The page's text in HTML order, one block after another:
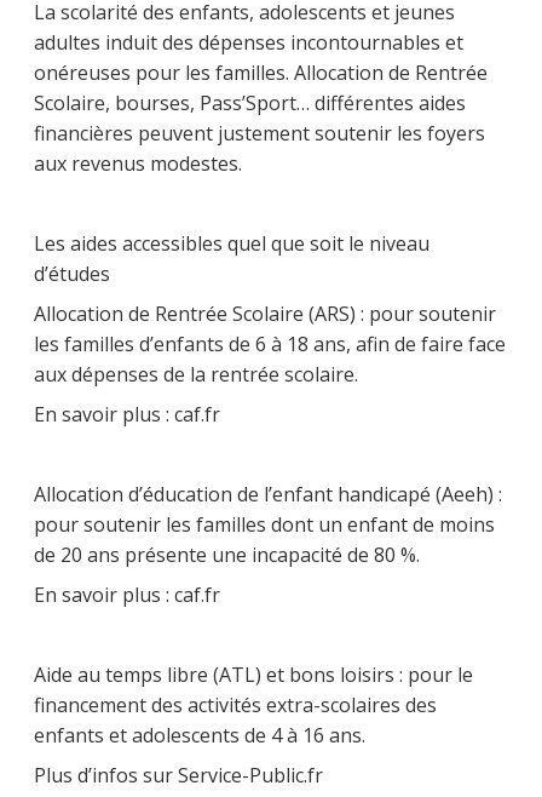
La scolarité des enfants, adolescents et jeunes
adultes induit des dépenses incontournables et
onéreuses pour les familles. Allocation de Rentrée
Scolaire, bourses, Pass’Sport… différentes aides
financières peuvent justement soutenir les foyers
aux revenus modestes.
Les aides accessibles quel que soit le niveau
d’études
Allocation de Rentrée Scolaire (ARS) : pour soutenir
les familles d’enfants de 6 à 18 ans, afin de faire face
aux dépenses de la rentrée scolaire.
En savoir plus : caf.fr
Allocation d’éducation de l’enfant handicapé (Aeeh) :
pour soutenir les familles dont un enfant de moins
de 20 ans présente une incapacité de 80 %.
En savoir plus : caf.fr
Aide au temps libre (ATL) et bons loisirs : pour le
financement des activités extra-scolaires des
enfants et adolescents de 4 à 16 ans.
Plus d’infos sur Service-Public.fr